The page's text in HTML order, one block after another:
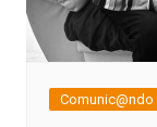
Comunic@ndo